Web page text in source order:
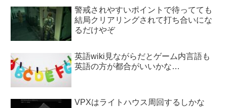
警戒されやすいポイントで待ってても
結局クリアリングされて打ち合いにな
るだけやぞ
英語wiki見ながらだとゲーム内言語も
英語の方が都合がいいかな…
VPXはライトハウス周回するしかな